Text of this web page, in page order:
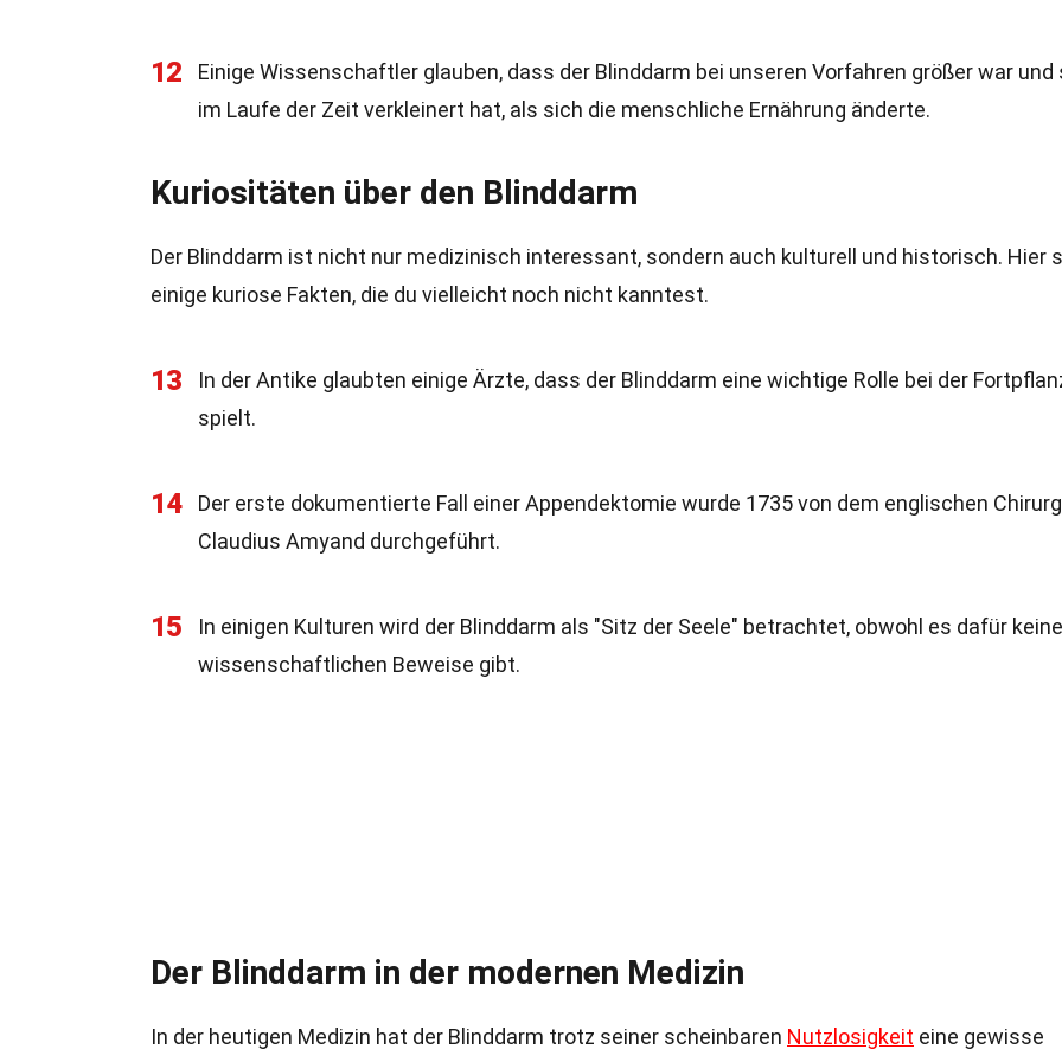
12
Einige Wissenschaftler glauben, dass der Blinddarm bei unseren Vorfahren größer war und
im Laufe der Zeit verkleinert hat, als sich die menschliche Ernährung änderte.
Kuriositäten über den Blinddarm
Der Blinddarm ist nicht nur medizinisch interessant, sondern auch kulturell und historisch. Hier
einige kuriose Fakten, die du vielleicht noch nicht kanntest.
13
In der Antike glaubten einige Ärzte, dass der Blinddarm eine wichtige Rolle bei der
spielt.
14
Der erste dokumentierte Fall einer Appendektomie wurde 1735 von dem englischen
Claudius Amyand durchgeführt.
15
In einigen Kulturen wird der Blinddarm als "Sitz der Seele" betrachtet, obwohl es dafür keine
wissenschaftlichen Beweise gibt.
Der Blinddarm in der modernen Medizin
In der heutigen Medizin hat der Blinddarm trotz seiner scheinbaren Nutzlosigkeit eine gewisse